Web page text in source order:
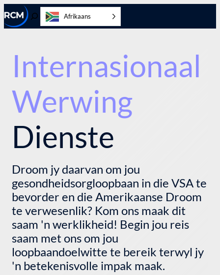
Slaan
oor
na
Wissel
soektog
Afrikaans
Internasionaal
Werwing
Dienste
Droom jy daarvan om jou
gesondheidsorgloopbaan in die VSA te
bevorder en die Amerikaanse Droom
te verwesenlik? Kom ons maak dit
saam 'n werklikheid! Begin jou reis
saam met ons om jou
loopbaandoelwitte te bereik terwyl jy
'n betekenisvolle impak maak.